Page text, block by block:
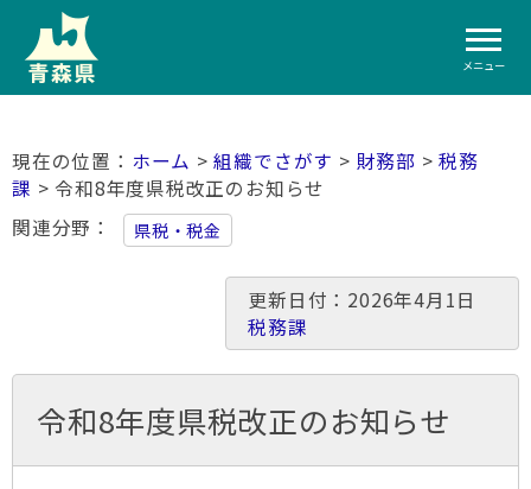
メニュー
ホーム >組織でさがす > 財務部 >税務
課 > 令和8年度県税改正のお知らせ
関連分野
県税・税金
更新日付：2026年4月1日
税務課
令和8年度県税改正のお知らせ